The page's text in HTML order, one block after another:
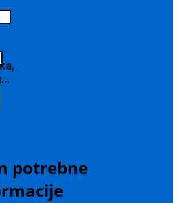
potrebne